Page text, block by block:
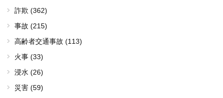
詐欺 (362)
事故 (215)
高齢者交通事故 (113)
火事 (33)
浸水 (26)
災害 (59)